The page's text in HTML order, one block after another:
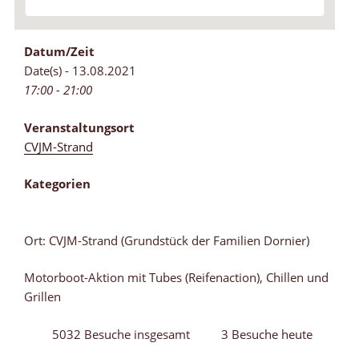
Datum/Zeit
Date(s) - 13.08.2021
17:00 - 21:00
Veranstaltungsort
CVJM-Strand
Kategorien
Ort: CVJM-Strand (Grundstück der Familien Dornier)
Motorboot-Aktion mit Tubes (Reifenaction), Chillen und
Grillen
5032 Besuche insgesamt 3 Besuche heute